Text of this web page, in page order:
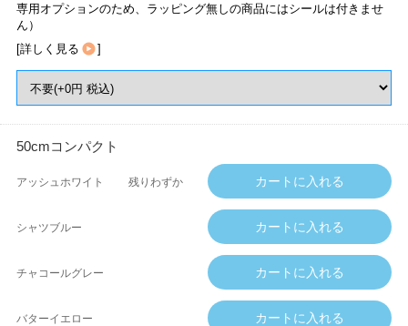
専用オプションのため、ラッピング無しの商品にはシールは付きませ
ん）
[詳しく見る ]
50cmコンパクト
アッシュホワイト 残りわずか
シャツブルー
チャコールグレー
バターイエロー